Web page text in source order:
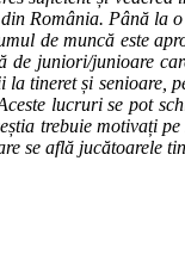
România. Până
de muncă este
de juniori/junioare
la tineret și
lucruri se pot
trebuie motivați
se află jucătoarele